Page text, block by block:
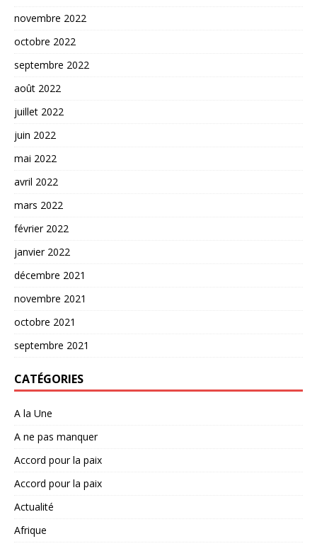
novembre 2022
octobre 2022
septembre 2022
août 2022
juillet 2022
juin 2022
mai 2022
avril 2022
mars 2022
février 2022
janvier 2022
décembre 2021
novembre 2021
octobre 2021
septembre 2021
CATÉGORIES
A la Une
A ne pas manquer
Accord pour la paix
Accord pour la paix
Actualité
Afrique